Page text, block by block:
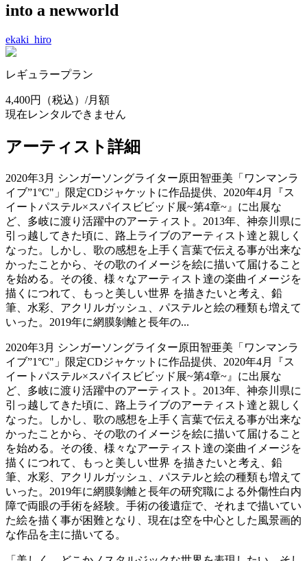
into a newworld
ekaki_hiro
レギュラープラン
4,400円
（税込）/月額
現在レンタルできません
アーティスト詳細
2020年3月 シンガーソングライター原田智亜美「ワンマンラ
イブ”1°C"」限定CDジャケットに作品提供、2020年4月『ス
イートパステル×スパイスビビッド展~第4章~』に出展な
ど、多岐に渡り活躍中のアーティスト。2013年、神奈川県に
引っ越してきた頃に、路上ライブのアーティスト達と親しく
なった。しかし、歌の感想を上手く言葉で伝える事が出来な
かったことから、その歌のイメージを絵に描いて届けること
を始める。その後、様々なアーティスト達の楽曲イメージを
描くにつれて、もっと美しい世界 を描きたいと考え、鉛
筆、水彩、アクリルガッシュ、パステルと絵の種類も増えて
いった。2019年に網膜剝離と長年の...
2020年3月 シンガーソングライター原田智亜美「ワンマンラ
イブ”1°C"」限定CDジャケットに作品提供、2020年4月『ス
イートパステル×スパイスビビッド展~第4章~』に出展な
ど、多岐に渡り活躍中のアーティスト。2013年、神奈川県に
引っ越してきた頃に、路上ライブのアーティスト達と親しく
なった。しかし、歌の感想を上手く言葉で伝える事が出来な
かったことから、その歌のイメージを絵に描いて届けること
を始める。その後、様々なアーティスト達の楽曲イメージを
描くにつれて、もっと美しい世界 を描きたいと考え、鉛
筆、水彩、アクリルガッシュ、パステルと絵の種類も増えて
いった。2019年に網膜剝離と長年の研究職による外傷性白内
障で両眼の手術を経験。手術の後遺症で、それまで描いてい
た絵を描く事が困難となり、現在は空を中心とした風景画的
な作品を主に描いてる。